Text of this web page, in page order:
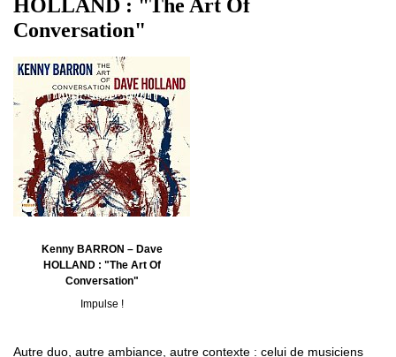
HOLLAND : "The Art Of
Conversation"
Kenny BARRON – Dave
HOLLAND : "The Art Of
Conversation"
Impulse !
Autre duo, autre ambiance, autre contexte : celui de musiciens